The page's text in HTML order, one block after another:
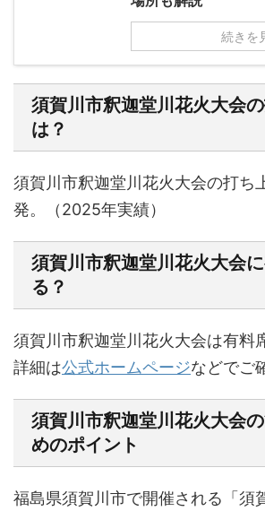
続きを
須賀川市釈迦堂川花火大会
は？
須賀川市釈迦堂川花火大会の打ち
発。（2025年実績）
須賀川市釈迦堂川花火大会
る？
須賀川市釈迦堂川花火大会は有料
詳細は公式ホームページなどでご
須賀川市釈迦堂川花火大会
めのポイント
福島県須賀川市で開催される「須